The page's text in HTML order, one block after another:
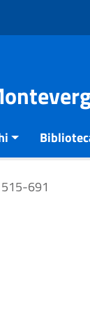
515-691